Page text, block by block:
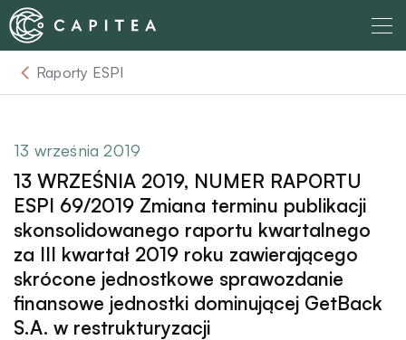
Skip
to
content
O nas
Dla Wierzyciela
Relacje Inwestorskie
Dla Dłużnika
Komunikaty
Raporty ESPI
13 września 2019
13 WRZEŚNIA 2019, NUMER RAPORTU
ESPI 69/2019 Zmiana terminu publikacji
skonsolidowanego raportu kwartalnego
za III kwartał 2019 roku zawierającego
skrócone jednostkowe sprawozdanie
finansowe jednostki dominującej GetBack
S.A. w restrukturyzacji